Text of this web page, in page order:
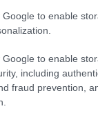
Google to enable
Google to enable
including
fraud prevention,